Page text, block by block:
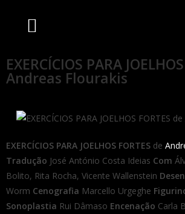
EXERCÍCIOS PARA
Andreas Flourakis
EXERCÍCIOS PARA JOELHOS FORTES de
Tradução José António Costa Ideias Com
Bolito, Rita Rocha, Vicente Wallenstein
Worm Cenografia Marcello Urgeghe
Sonoplastia Rui Dâmaso Encenação Carla